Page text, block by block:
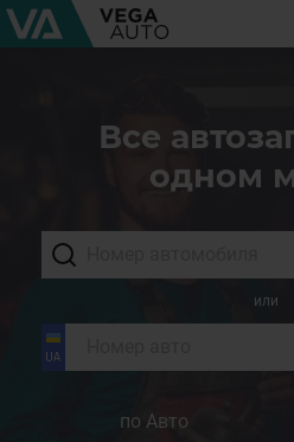
Все
одном
или
по Авто